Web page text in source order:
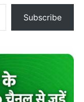
Subscribe